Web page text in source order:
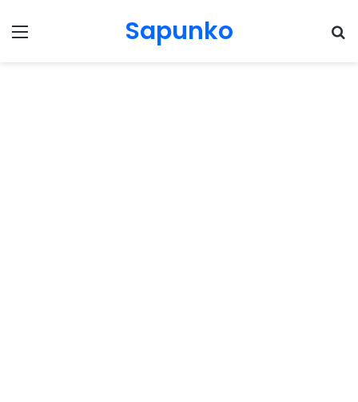
Menu Sapunko